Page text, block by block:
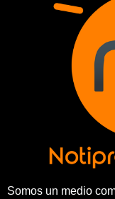
Somos un medio